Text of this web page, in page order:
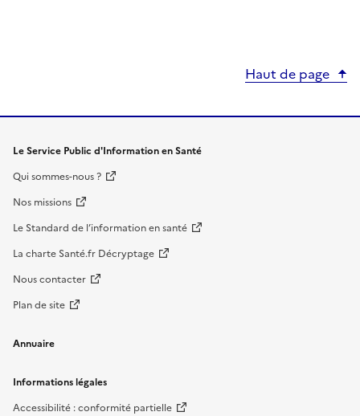
Haut de page
Le Service Public d'Information en Santé
Qui sommes-nous ?
Nos missions
Le Standard de l’information en santé
La charte Santé.fr Décryptage
Nous contacter
Plan de site
Annuaire
Informations légales
Accessibilité : conformité partielle